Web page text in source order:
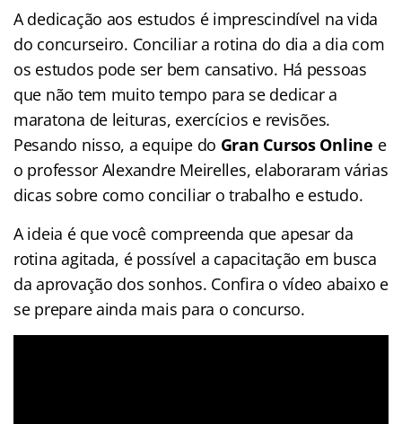
A dedicação aos estudos é imprescindível na vida
do concurseiro. Conciliar a rotina do dia a dia com
os estudos pode ser bem cansativo. Há pessoas
que não tem muito tempo para se dedicar a
maratona de leituras, exercícios e revisões.
Pesando nisso, a equipe do Gran Cursos Online e
o professor Alexandre Meirelles, elaboraram várias
dicas sobre como conciliar o trabalho e estudo.
A ideia é que você compreenda que apesar da
rotina agitada, é possível a capacitação em busca
da aprovação dos sonhos. Confira o vídeo abaixo e
se prepare ainda mais para o concurso.